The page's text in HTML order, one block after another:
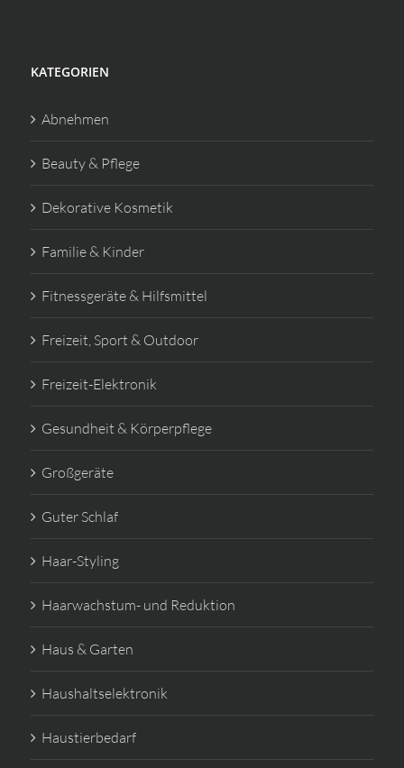
KATEGORIEN
Abnehmen
Beauty & Pflege
Dekorative Kosmetik
Familie & Kinder
Fitnessgeräte & Hilfsmittel
Freizeit, Sport & Outdoor
Freizeit-Elektronik
Gesundheit & Körperpflege
Großgeräte
Guter Schlaf
Haar-Styling
Haarwachstum- und Reduktion
Haus & Garten
Haushaltselektronik
Haustierbedarf